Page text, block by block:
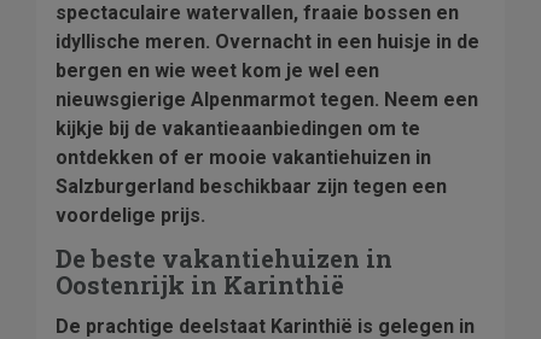
spectaculaire watervallen, fraaie bossen en
idyllische meren. Overnacht in een huisje in de
bergen en wie weet kom je wel een
nieuwsgierige Alpenmarmot tegen. Neem een
kijkje bij de vakantieaanbiedingen om te
ontdekken of er mooie vakantiehuizen in
Salzburgerland beschikbaar zijn tegen een
voordelige prijs.
De beste vakantiehuizen in
Oostenrijk in Karinthië
De prachtige deelstaat Karinthië is gelegen in